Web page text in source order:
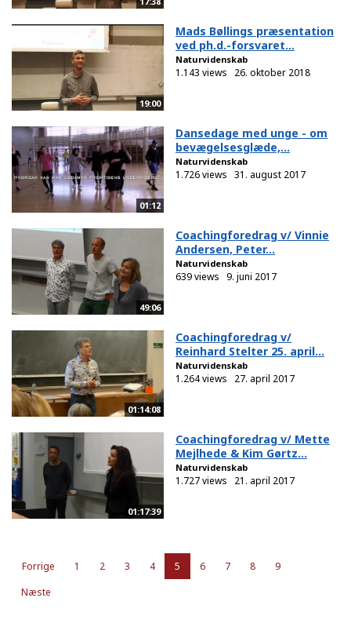
19:00
Mads Bøllings præsentation
ved ph.d.-forsvaret...
Naturvidenskab
1.143 views 26. oktober 2018
01:12
Dansedage med unge - om
bevægelsesglæde,...
Naturvidenskab
1.726 views 31. august 2017
49:06
Coachingforedrag v/ Vinnie
Andersen, Peter...
Naturvidenskab
639 views 9. juni 2017
01:14:08
Coachingforedrag v/
Reinhard Stelter 25. april...
Naturvidenskab
1.264 views 27. april 2017
01:17:39
Coachingforedrag v/ Mette
Mejlhede & Kim Gørtz...
Naturvidenskab
1.727 views 21. april 2017
Forrige 1 2 3 4 5 6 7 8
9
Næste